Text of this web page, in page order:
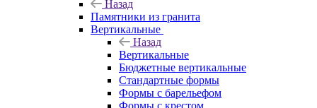
Назад
Памятники из гранита
Вертикальные
Назад
Вертикальные
Бюджетные вертикальные
Стандартные формы
Формы с барельефом
Формы с крестом